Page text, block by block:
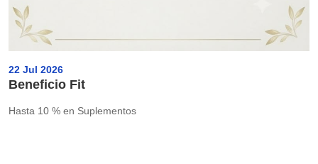
22 Jul 2026
Beneficio Fit
Hasta 10 % en Suplementos